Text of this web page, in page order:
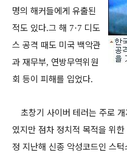
명의 해커들에게 유출된
적도 있다.그 해 7·7 디도
스 공격 때도 미국 백악관
과 재무부, 연방무역위원
회 등이 피해를 입었다.
초창기 사이버 테러는 주로
였지만 점차 정치적 목적을 위
정 지난해 신종 악성코드인 스턱